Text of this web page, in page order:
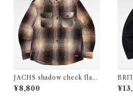
JACHS shadow check flann
el shirts jacket
¥8,800
orts